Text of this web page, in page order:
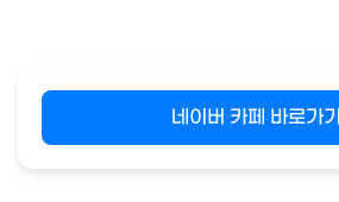
네이버 카페 바로가기